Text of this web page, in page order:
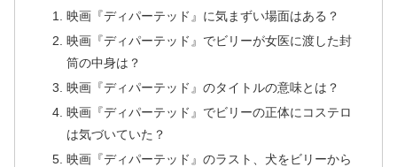
映画『ディパーテッド』に気まずい場面はある？
映画『ディパーテッド』でビリーが女医に渡した封
筒の中身は？
映画『ディパーテッド』のタイトルの意味とは？
映画『ディパーテッド』でビリーの正体にコステロ
は気づいていた？
映画『ディパーテッド』のラスト、犬をビリーから